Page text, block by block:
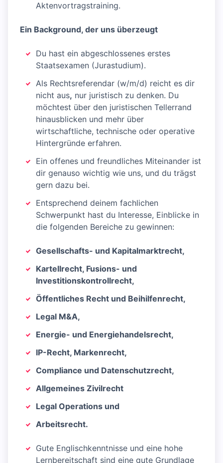
Aktenvortragstraining.
Ein Background, der uns überzeugt
Du hast ein abgeschlossenes erstes
Staatsexamen (Jurastudium).
Als Rechtsreferendar (w/m/d) reicht es dir
nicht aus, nur juristisch zu denken. Du
möchtest über den juristischen Tellerrand
hinausblicken und mehr über
wirtschaftliche, technische oder operative
Hintergründe erfahren.
Ein offenes und freundliches Miteinander ist
dir genauso wichtig wie uns, und du trägst
gern dazu bei.
Entsprechend deinem fachlichen
Schwerpunkt hast du Interesse, Einblicke in
die folgenden Bereiche zu gewinnen:
Gesellschafts- und Kapitalmarktrecht,
Kartellrecht, Fusions- und
Investitionskontrollrecht,
Öffentliches Recht und Beihilfenrecht,
Legal M&A,
Energie- und Energiehandelsrecht,
IP-Recht, Markenrecht,
Compliance und Datenschutzrecht,
Allgemeines Zivilrecht
Legal Operations und
Arbeitsrecht.
Gute Englischkenntnisse und eine hohe
Lernbereitschaft sind eine gute Grundlage